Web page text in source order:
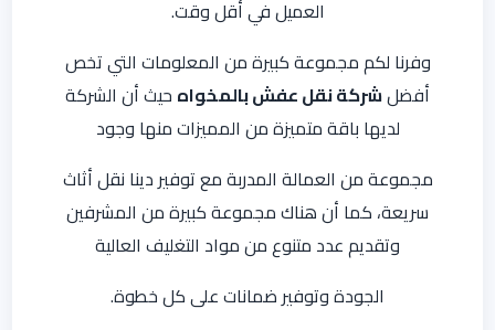
العميل في أقل وقت.
وفرنا لكم مجموعة كبيرة من المعلومات التي تخص
أفضلشركة نقل عفش بالمخواه حيث أن الشركة
لديها باقة متميزة من المميزات منها وجود
مجموعة من العمالة المدربة مع توفير دينا نقل أثاث
سريعة، كما أن هناك مجموعة كبيرة من المشرفين
وتقديم عدد متنوع من مواد التغليف العالية
الجودة وتوفير ضمانات على كل خطوة.